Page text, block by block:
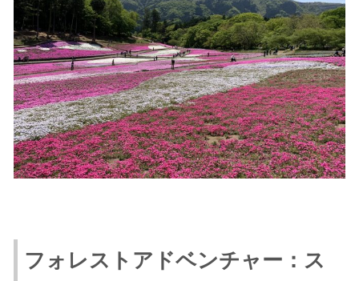
フォレストアドベンチャー：ス